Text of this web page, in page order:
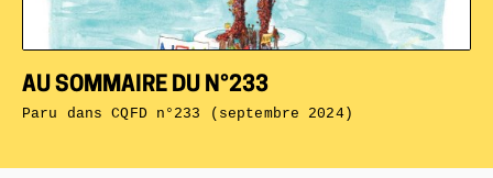
AU SOMMAIRE DU N°233
Paru dansCQFD n°233 (septembre 2024)